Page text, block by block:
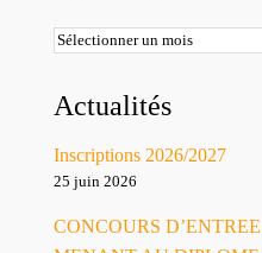
Archives
Actualités
Inscriptions 2026/2027
25 juin 2026
CONCOURS